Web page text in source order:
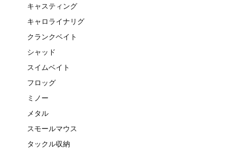
キャスティング
キャロライナリグ
クランクベイト
シャッド
スイムベイト
フロッグ
ミノー
メタル
スモールマウス
タックル収納